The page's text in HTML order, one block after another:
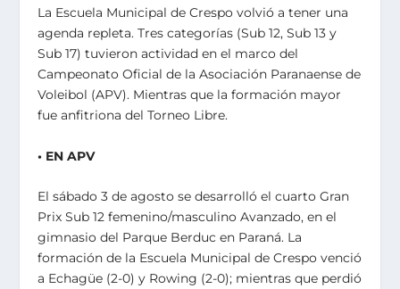
La Escuela Municipal de Crespo volvió a tener una
agenda repleta. Tres categorías (Sub 12, Sub 13 y
Sub 17) tuvieron actividad en el marco del
Campeonato Oficial de la Asociación Paranaense de
Voleibol (APV). Mientras que la formación mayor
fue anfitriona del Torneo Libre.
• EN APV
El sábado 3 de agosto se desarrolló el cuarto Gran
Prix Sub 12 femenino/masculino Avanzado, en el
gimnasio del Parque Berduc en Paraná. La
formación de la Escuela Municipal de Crespo venció
a Echagüe (2-0) y Rowing (2-0); mientras que perdió